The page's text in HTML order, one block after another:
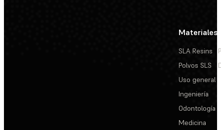
Materiales
SLA Resins
Polvos SLS
Uso general
Ingeniería
Odontología
Medicina